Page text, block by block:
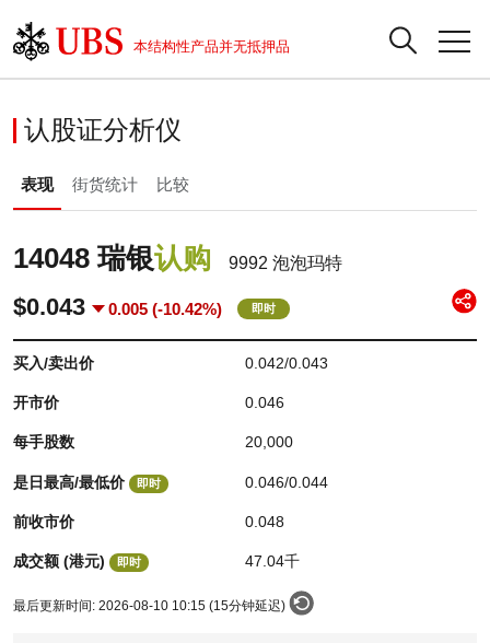
本结构性产品并无抵押品
认股证分析仪
表现 街货统计 比较
14048 瑞银认购 9992 泡泡玛特
$0.043 0.005 (-10.42%) 即时
买入/卖出价 0.042/0.043
开市价 0.046
每手股数 20,000
是日最高/最低价 即时 0.046/0.044
前收市价 0.048
成交额 (港元) 即时 47.04千
最后更新时间: 2026-08-10 10:15 (15分钟延迟)
认股证搜寻
瑞银认股证一览
新发行瑞银认股证
即将到期认股证
认股证到期结算价查找
认股证分析仪
认股证速算机
认股证/牛熊证日志
认股证文件及公告
表现
街货统计
比较
图搜牛熊
牛熊全景快搜
牛熊证搜寻
牛熊证街货分布图
正股牛熊证列表
新发行瑞银牛熊证
已收回牛熊证剩余价值
牛熊证到期结算价查找
牛熊证分析仪
表现
街货统计
比较
十大成交
十大升幅/跌幅
十大认股证成交分布
十天股证占大市成交
资金流
街货统计
三十大平均引伸波幅
港股通资金流
正股分析仪
二十大活跃股份
恒指成份股
国指成份股
科指成份股
相关资产沽空
中资ETFs溢价比较
AH 股价对照
十大成交
持股比重
显示所有持股比重
瑞银轮证教室
每月轮证大市专题
轮证专栏
讲座及教育短片
认股证投资者教育
牛熊证投资者教育
认股证牛熊证常问问题